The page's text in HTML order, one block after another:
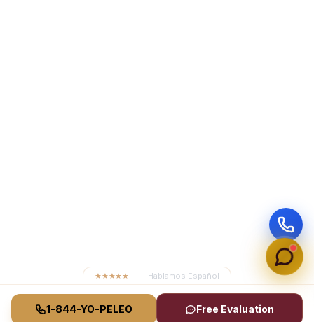
★★★★★ · Hablamos Español
1-844-YO-PELEO Free Evaluation